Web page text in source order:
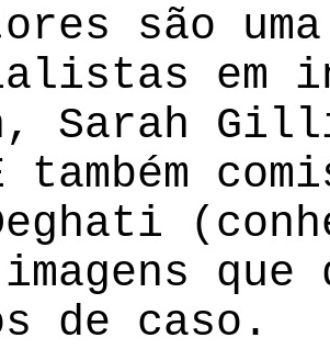
são
em
Sarah
também
que
de caso.